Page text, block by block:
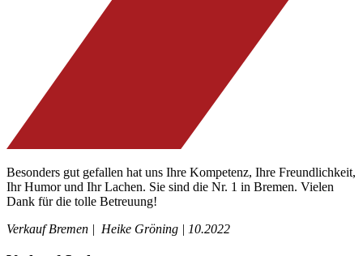
Besonders gut gefallen hat uns Ihre Kompetenz, Ihre Freundlichkeit,
Ihr Humor und Ihr Lachen. Sie sind die Nr. 1 in Bremen. Vielen
Dank für die tolle Betreuung!
Verkauf Bremen | Heike Gröning | 10.2022